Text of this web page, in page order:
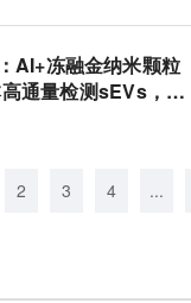
AI+冻融金纳米颗粒
通量检测sEVs，赋
2 3 4 ...